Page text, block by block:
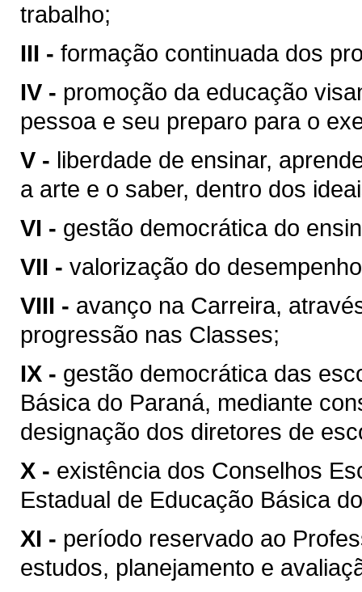
trabalho;
III - formação continuada dos
IV - promoção da educação
pessoa e seu preparo para o
V - liberdade de ensinar,
a arte e o saber, dentro dos
VI - gestão democrática do
VII - valorização do
VIII - avanço na Carreira,
progressão nas Classes;
IX - gestão democrática das
Básica do Paraná, mediante
designação dos diretores de
X - existência dos Conselhos
Estadual de Educação Básica
XI - período reservado ao
estudos, planejamento e